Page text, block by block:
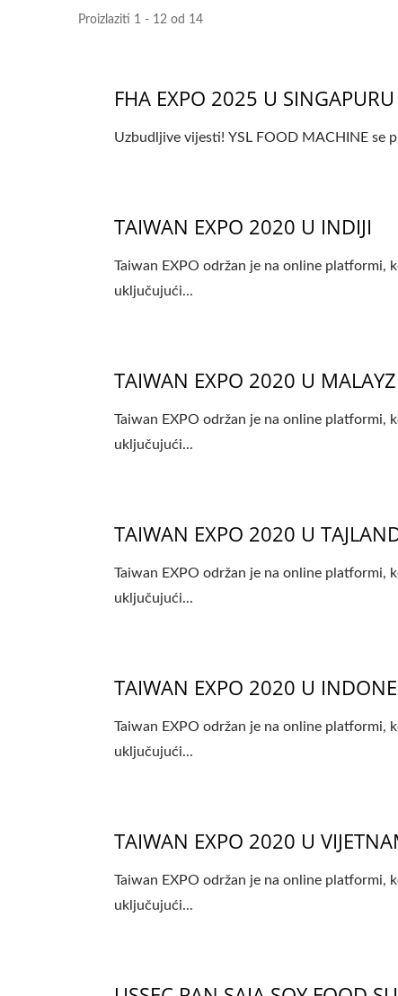
Proizlaziti 1 - 12 od 14
FHA EXPO 2025 U SINGAPURU
Uzbudljive vijesti! YSL FOOD MACHINE
TAIWAN EXPO 2020 U INDIJI
Taiwan EXPO održan je na online platformi,
uključujući...
TAIWAN EXPO 2020 U
Taiwan EXPO održan je na online platformi,
uključujući...
TAIWAN EXPO 2020 U
Taiwan EXPO održan je na online platformi,
uključujući...
TAIWAN EXPO 2020 U
Taiwan EXPO održan je na online platformi,
uključujući...
TAIWAN EXPO 2020 U
Taiwan EXPO održan je na online platformi,
uključujući...